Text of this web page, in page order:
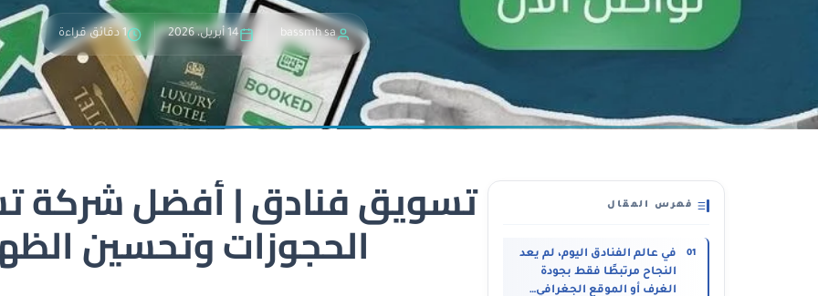
bassmh sa 14 أبريل، 2026 1 دقائق قراءة
تسويق فنادق | أفضل شركة
الحجوزات وتحسين
فهرس المقال
في عالم الفنادق اليوم، لم يعد
النجاح مرتبطًا فقط بجودة
الغرف أو الموقع الجغرافي…